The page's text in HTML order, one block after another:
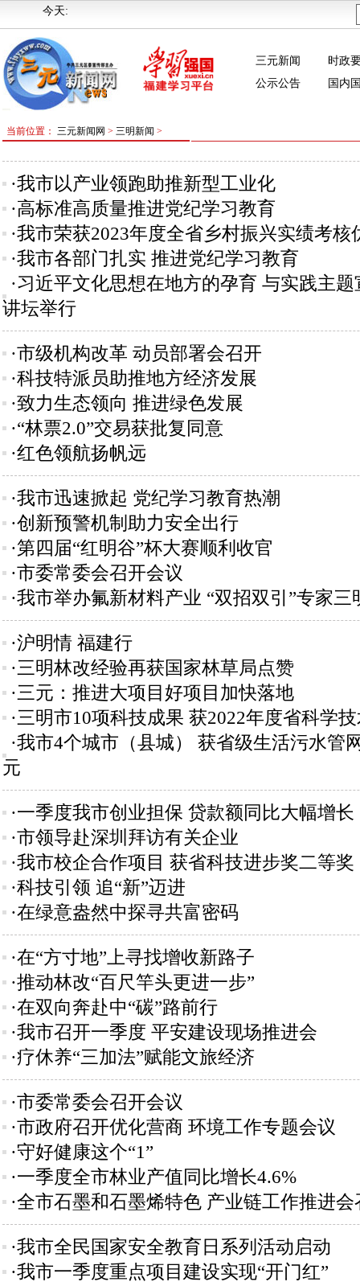
今天:
三元新闻
时政
公示公告
国内
当前位置： 三元新闻网 > 三明新闻 >
·我市以产业领跑助推新型工业化
·高标准高质量推进党纪学习教育
·我市荣获2023年度全省乡村振兴实绩考核
·我市各部门扎实 推进党纪学习教育
·习近平文化思想在地方的孕育 与实践主
讲坛举行
·市级机构改革 动员部署会召开
·科技特派员助推地方经济发展
·致力生态领向 推进绿色发展
·“林票2.0”交易获批复同意
·红色领航扬帆远
·我市迅速掀起 党纪学习教育热潮
·创新预警机制助力安全出行
·第四届“红明谷”杯大赛顺利收官
·市委常委会召开会议
·我市举办氟新材料产业 “双招双引”专家三
·沪明情 福建行
·三明林改经验再获国家林草局点赞
·三元：推进大项目好项目加快落地
·三明市10项科技成果 获2022年度省科学
·我市4个城市（县城） 获省级生活污水管
元
·一季度我市创业担保 贷款额同比大幅增长
·市领导赴深圳拜访有关企业
·我市校企合作项目 获省科技进步奖二等奖
·科技引领 追“新”迈进
·在绿意盎然中探寻共富密码
·在“方寸地”上寻找增收新路子
·推动林改“百尺竿头更进一步”
·在双向奔赴中“碳”路前行
·我市召开一季度 平安建设现场推进会
·疗休养“三加法”赋能文旅经济
·市委常委会召开会议
·市政府召开优化营商 环境工作专题会议
·守好健康这个“1”
·一季度全市林业产值同比增长4.6%
·全市石墨和石墨烯特色 产业链工作推进会
·我市全民国家安全教育日系列活动启动
·我市一季度重点项目建设实现“开门红”